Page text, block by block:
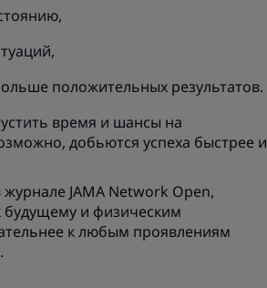
положительных результатов.
время и шансы на
добьются успеха быстрее и
JAMA Network Open,
и физическим
к любым проявлениям